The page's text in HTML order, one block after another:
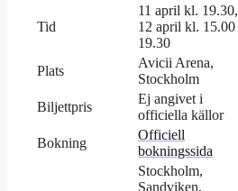
Tid
11 april kl. 19.30,
12 april kl.
19.30
Plats
Avicii Arena,
Stockholm
Biljettpris
Ej angivet i
officiella källor
Bokning
Officiell
bokningssida
Stockholm,
Sandviken,